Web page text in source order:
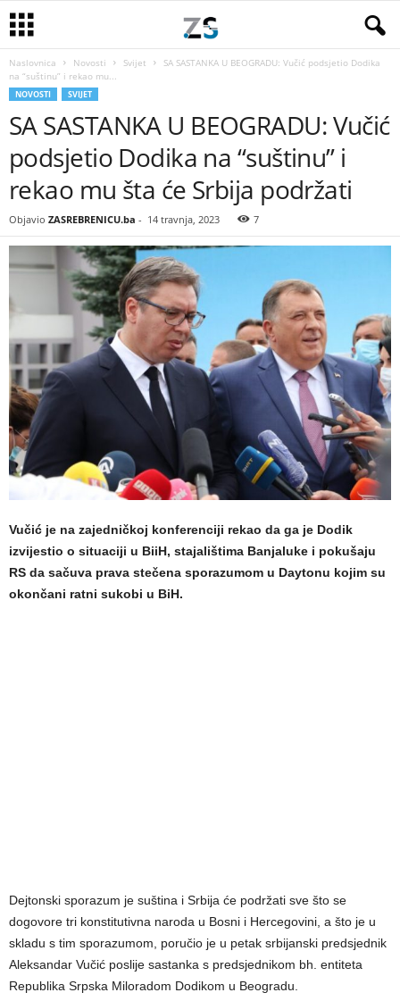
Naslovnica Novosti Svijet
SA SASTANKA U BEOGRADU: Vučić podsjetio Dodika
na “suštinu” i rekao mu...
NOVOSTI SVIJET
SA SASTANKA U BEOGRADU: Vučić
podsjetio Dodika na “suštinu” i
rekao mu šta će Srbija podržati
Objavio ZASREBRENICU.ba - 14 travnja, 2023 7
Vučić je na zajedničkoj konferenciji rekao da ga je Dodik
izvijestio o situaciji u BiiH, stajalištima Banjaluke i pokušaju
RS da sačuva prava stečena sporazumom u Daytonu kojim su
okončani ratni sukobi u BiH.
Dejtonski sporazum je suština i Srbija će podržati sve što se
dogovore tri konstitutivna naroda u Bosni i Hercegovini, a što je u
skladu s tim sporazumom, poručio je u petak srbijanski predsjednik
Aleksandar Vučić poslije sastanka s predsjednikom bh. entiteta
Republika Srpska Miloradom Dodikom u Beogradu.